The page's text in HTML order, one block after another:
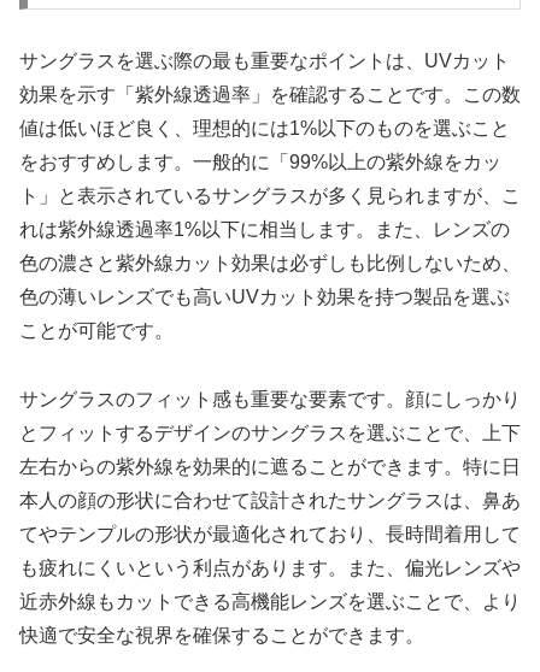
サングラスを選ぶ際の最も重要なポイントは、UVカット
効果を示す「紫外線透過率」を確認することです。この数
値は低いほど良く、理想的には1%以下のものを選ぶこと
をおすすめします。一般的に「99%以上の紫外線をカッ
ト」と表示されているサングラスが多く見られますが、こ
れは紫外線透過率1%以下に相当します。また、レンズの
色の濃さと紫外線カット効果は必ずしも比例しないため、
色の薄いレンズでも高いUVカット効果を持つ製品を選ぶ
ことが可能です。
サングラスのフィット感も重要な要素です。顔にしっかり
とフィットするデザインのサングラスを選ぶことで、上下
左右からの紫外線を効果的に遮ることができます。特に日
本人の顔の形状に合わせて設計されたサングラスは、鼻あ
てやテンプルの形状が最適化されており、長時間着用して
も疲れにくいという利点があります。また、偏光レンズや
近赤外線もカットできる高機能レンズを選ぶことで、より
快適で安全な視界を確保することができます。